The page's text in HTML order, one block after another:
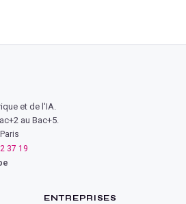
et de l'IA.
au Bac+5.
37 19
ENTREPRISES